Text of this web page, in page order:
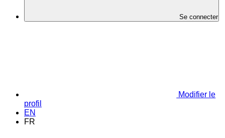
Se connecter
Modifier le
profil
EN
FR